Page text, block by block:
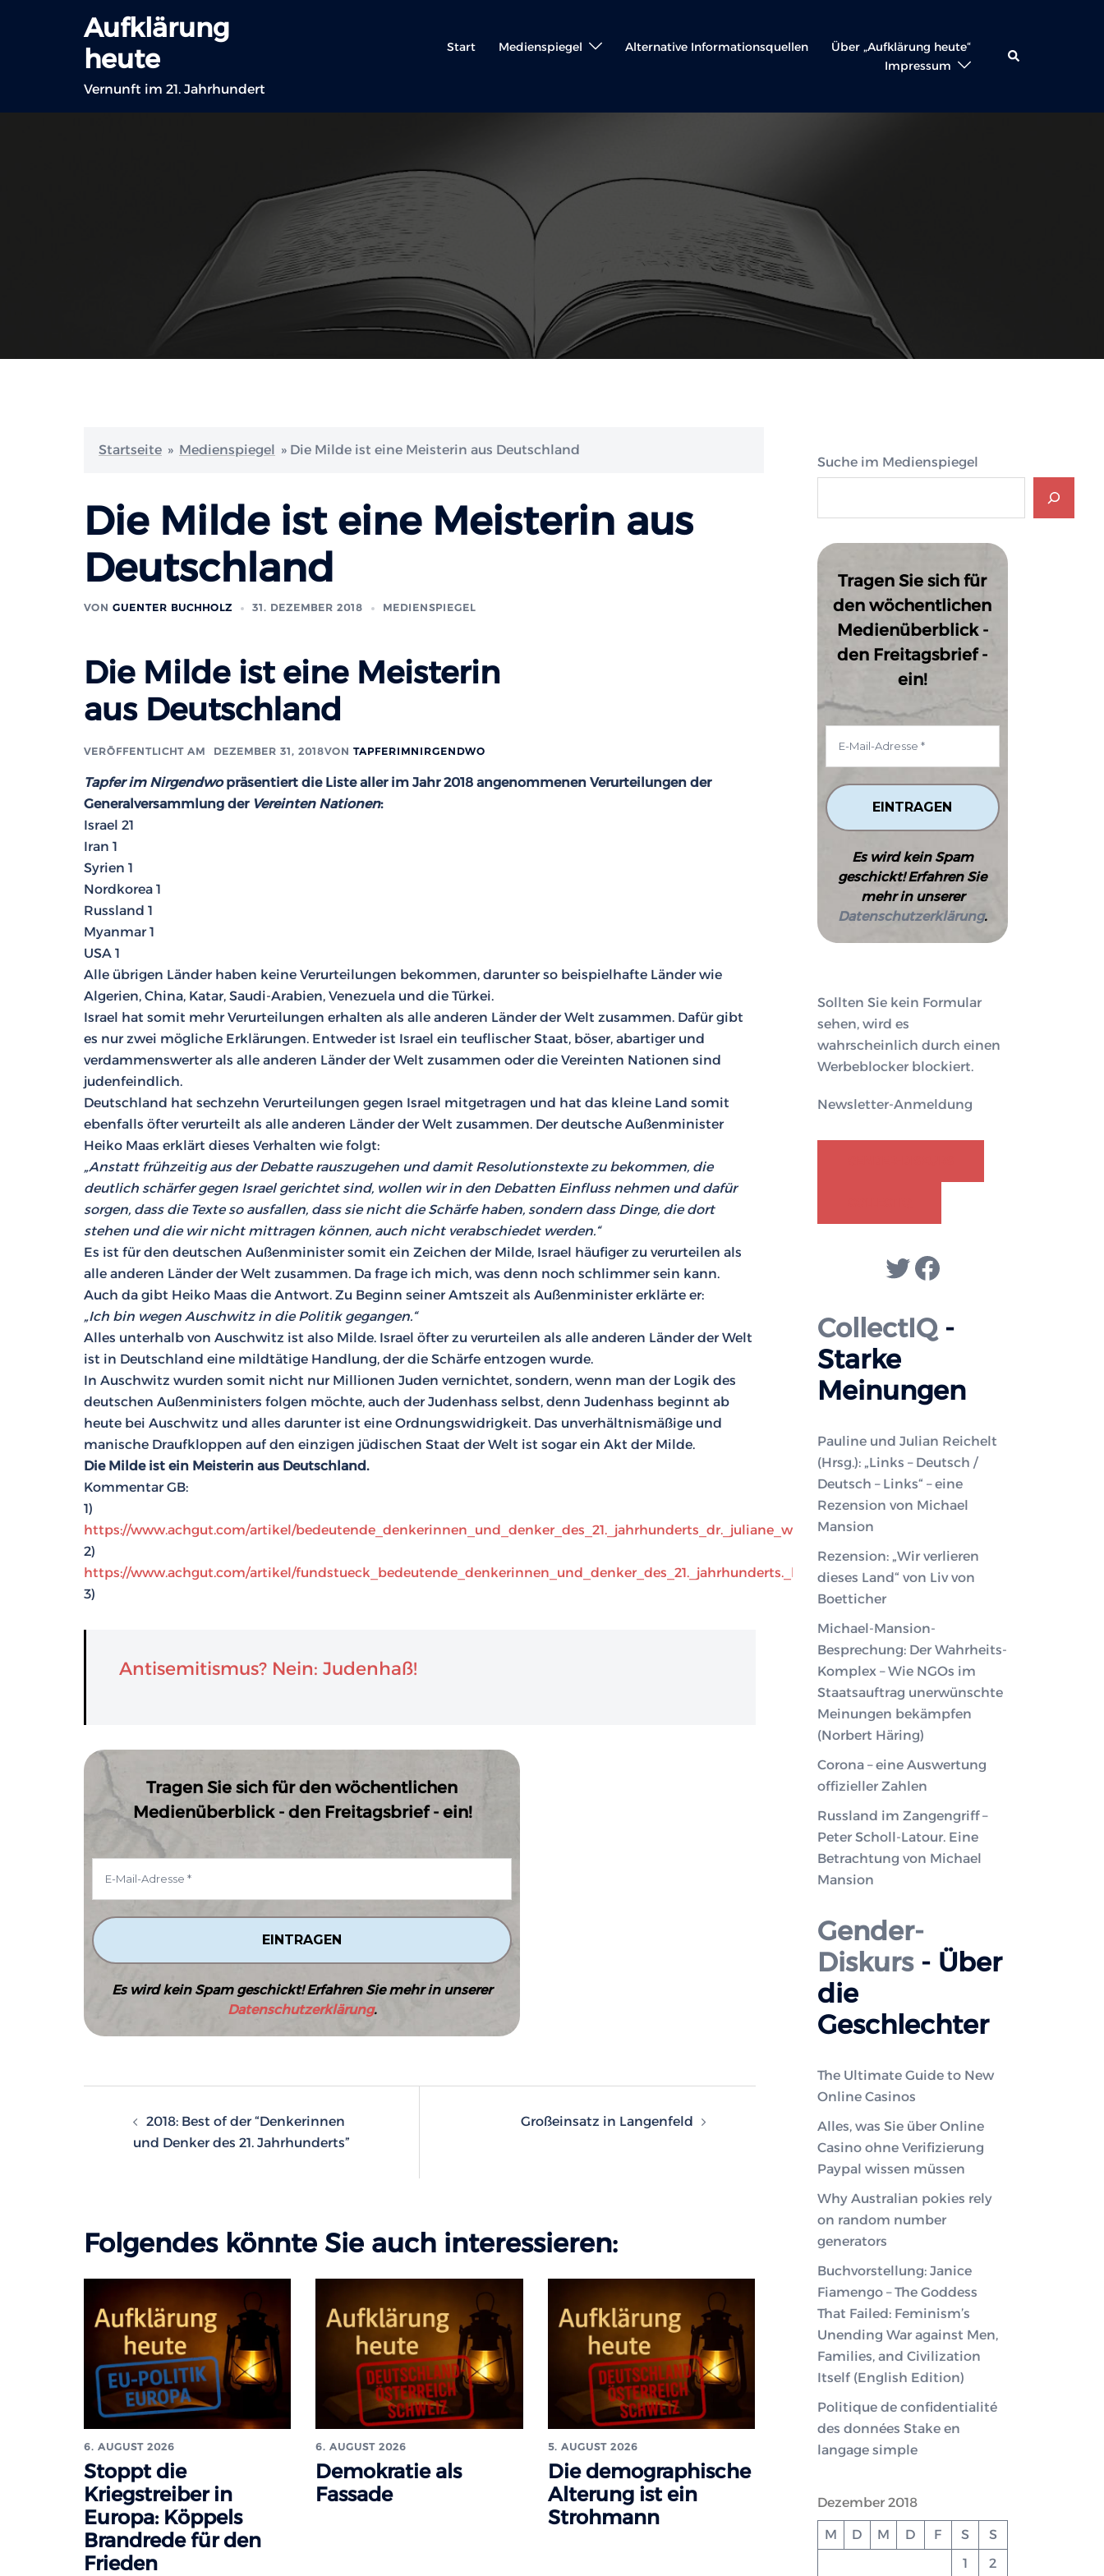
Aufklärung
heute
Vernunft im 21. Jahrhundert
Start Medienspiegel Alternative Informationsquellen
Über „Aufklärung heute“
Impressum
Suche
Startseite » Medienspiegel » Die Milde ist eine Meisterin aus Deutschland
Die Milde ist eine Meisterin aus
Deutschland
VON GUENTER BUCHHOLZ 31. DEZEMBER 2018 MEDIENSPIEGEL
Die Milde ist eine Meisterin
aus Deutschland
VERÖFFENTLICHT AM DEZEMBER 31, 2018VON TAPFERIMNIRGENDWO
Tapfer im Nirgendwopräsentiert die Liste aller im Jahr 2018 angenommenen Verurteilungen der
Generalversammlung der Vereinten Nationen:
Israel 21
Iran 1
Syrien 1
Nordkorea 1
Russland 1
Myanmar 1
USA 1
Alle übrigen Länder haben keine Verurteilungen bekommen, darunter so beispielhafte Länder wie
Algerien, China, Katar, Saudi-Arabien, Venezuela und die Türkei.
Israel hat somit mehr Verurteilungen erhalten als alle anderen Länder der Welt zusammen. Dafür gibt
es nur zwei mögliche Erklärungen. Entweder ist Israel ein teuflischer Staat, böser, abartiger und
verdammenswerter als alle anderen Länder der Welt zusammen oder die Vereinten Nationen sind
judenfeindlich.
Deutschland hat sechzehn Verurteilungen gegen Israel mitgetragen und hat das kleine Land somit
ebenfalls öfter verurteilt als alle anderen Länder der Welt zusammen. Der deutsche Außenminister
Heiko Maas erklärt dieses Verhalten wie folgt:
„Anstatt frühzeitig aus der Debatte rauszugehen und damit Resolutionstexte zu bekommen, die
deutlich schärfer gegen Israel gerichtet sind, wollen wir in den Debatten Einfluss nehmen und dafür
sorgen, dass die Texte so ausfallen, dass sie nicht die Schärfe haben, sondern dass Dinge, die dort
stehen und die wir nicht mittragen können, auch nicht verabschiedet werden.“
Es ist für den deutschen Außenminister somit ein Zeichen der Milde, Israel häufiger zu verurteilen als
alle anderen Länder der Welt zusammen. Da frage ich mich, was denn noch schlimmer sein kann.
Auch da gibt Heiko Maas die Antwort. Zu Beginn seiner Amtszeit als Außenminister erklärte er:
„Ich bin wegen Auschwitz in die Politik gegangen.“
Alles unterhalb von Auschwitz ist also Milde. Israel öfter zu verurteilen als alle anderen Länder der Welt
ist in Deutschland eine mildtätige Handlung, der die Schärfe entzogen wurde.
In Auschwitz wurden somit nicht nur Millionen Juden vernichtet, sondern, wenn man der Logik des
deutschen Außenministers folgen möchte, auch der Judenhass selbst, denn Judenhass beginnt ab
heute bei Auschwitz und alles darunter ist eine Ordnungswidrigkeit. Das unverhältnismäßige und
manische Draufkloppen auf den einzigen jüdischen Staat der Welt ist sogar ein Akt der Milde.
Die Milde ist ein Meisterin aus Deutschland.
Kommentar GB:
1)
https://www.achgut.com/artikel/bedeutende_denkerinnen_und_denker_des_21._jahrhunderts_dr._juliane_wetzel
2)
https://www.achgut.com/artikel/fundstueck_bedeutende_denkerinnen_und_denker_des_21._jahrhunderts._heute_la
3)
Antisemitismus? Nein: Judenhaß!
Tragen Sie sich für den wöchentlichen
Medienüberblick - den Freitagsbrief - ein!
Es wird kein Spam geschickt! Erfahren Sie mehr in unserer
Datenschutzerklärung.
2018: Best of der “Denkerinnen
und Denker des 21. Jahrhunderts”
Großeinsatz in Langenfeld
Folgendes könnte Sie auch interessieren:
6. AUGUST 2026
Stoppt die
Kriegstreiber in
Europa: Köppels
Brandrede für den
Frieden
6. AUGUST 2026
Demokratie als
Fassade
5. AUGUST 2026
Die demographische
Alterung ist ein
Strohmann
Suche im Medienspiegel
Tragen Sie sich für
den wöchentlichen
Medienüberblick -
den Freitagsbrief -
ein!
Es wird kein Spam
geschickt! Erfahren Sie
mehr in unserer
Datenschutzerklärung.
Sollten Sie kein Formular
sehen, wird es
wahrscheinlich durch einen
Werbeblocker blockiert.
Newsletter-Anmeldung
Twitter
Facebook
CollectIQ-
Starke
Meinungen
Pauline und Julian Reichelt
(Hrsg.): „Links – Deutsch /
Deutsch – Links“ – eine
Rezension von Michael
Mansion
Rezension: „Wir verlieren
dieses Land“ von Liv von
Boetticher
Michael-Mansion-
Besprechung: Der Wahrheits-
Komplex – Wie NGOs im
Staatsauftrag unerwünschte
Meinungen bekämpfen
(Norbert Häring)
Corona – eine Auswertung
offizieller Zahlen
Russland im Zangengriff –
Peter Scholl-Latour. Eine
Betrachtung von Michael
Mansion
Gender-
Diskurs- Über
die
Geschlechter
The Ultimate Guide to New
Online Casinos
Alles, was Sie über Online
Casino ohne Verifizierung
Paypal wissen müssen
Why Australian pokies rely
on random number
generators
Buchvorstellung: Janice
Fiamengo – The Goddess
That Failed: Feminism’s
Unending War against Men,
Families, and Civilization
Itself (English Edition)
Politique de confidentialité
des données Stake en
langage simple
Dezember 2018
M D M D F S
S
1
2